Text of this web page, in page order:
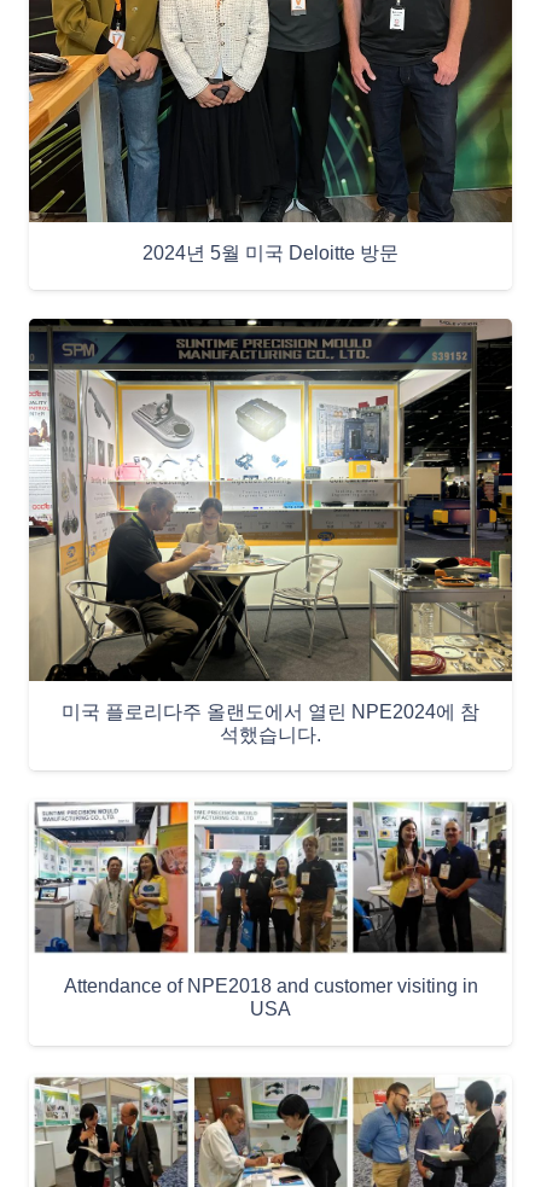
2024년 5월 미국 Deloitte 방문
미국 플로리다주 올랜도에서 열린 NPE2024에 참
석했습니다.
Attendance of NPE2018 and customer visiting in
USA